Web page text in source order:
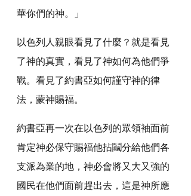
華你們的神。」
以色列人親眼看見了什麼？就是看見
了神的真實，看見了神如何為他們爭
戰。看見了約書亞如何謹守神的律
法，蒙神賜福。
約書亞再一次在以色列的眾領袖面前
肯定神必保守賜福他拈鬮分給他們各
支派為業的地，神必會將又大又強的
國民在他們面前趕出去，這是神所應